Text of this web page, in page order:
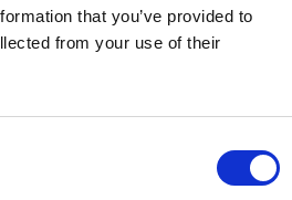
that you’ve provided to
from your use of their